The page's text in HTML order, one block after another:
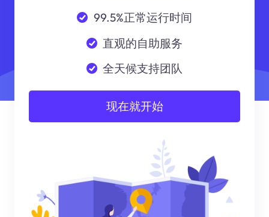
99.5%正常运行时间
直观的自助服务
全天候支持团队
现在就开始